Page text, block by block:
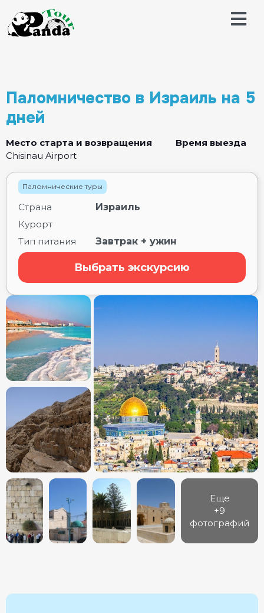
Паломничество в Израиль на 5
дней
Место старта и возвращения
Chisinau Airport
Время выезда
Паломнические туры
Страна
Израиль
Курорт
Тип питания
Завтрак + ужин
Выбрать экскурсию
Еще
+9
фотографий